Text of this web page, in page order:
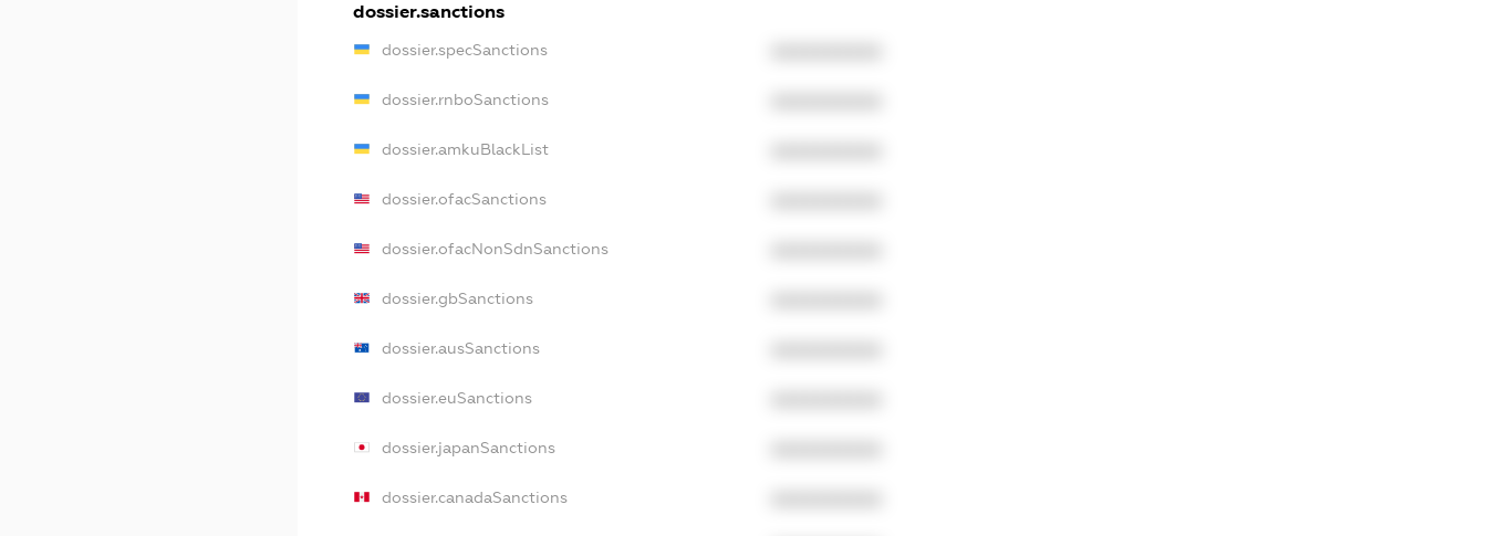
dossier.sanctions
dossier.specSanctions
dossier.rnboSanctions
dossier.amkuBlackList
dossier.ofacSanctions
dossier.ofacNonSdnSanctions
dossier.gbSanctions
dossier.ausSanctions
dossier.euSanctions
dossier.japanSanctions
dossier.canadaSanctions